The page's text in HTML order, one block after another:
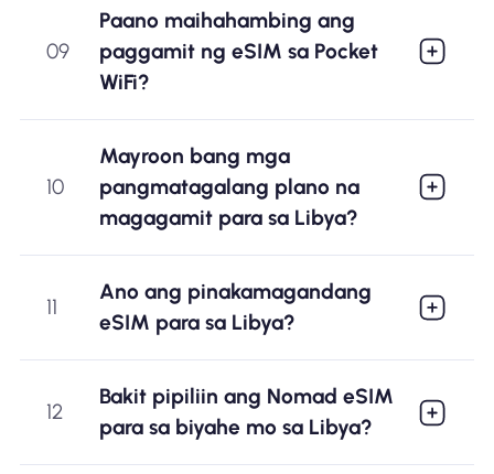
09
Paano maihahambing ang
paggamit ng eSIM sa Pocket
WiFi?
10
Mayroon bang mga
pangmatagalang plano na
magagamit para sa Libya?
11
Ano ang pinakamagandang
eSIM para sa Libya?
12
Bakit pipiliin ang Nomad eSIM
para sa biyahe mo sa Libya?